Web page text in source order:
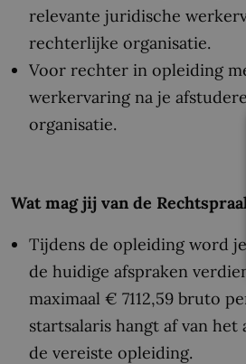
relevante juridische
rechterlijke organisatie.
Voor rechter in opleiding
werkervaring na je
organisatie.
Wat mag jij van de
Tijdens de opleiding word
de huidige afspraken
maximaal € 7112,59 bruto
startsalaris hangt af van
de vereiste opleiding.